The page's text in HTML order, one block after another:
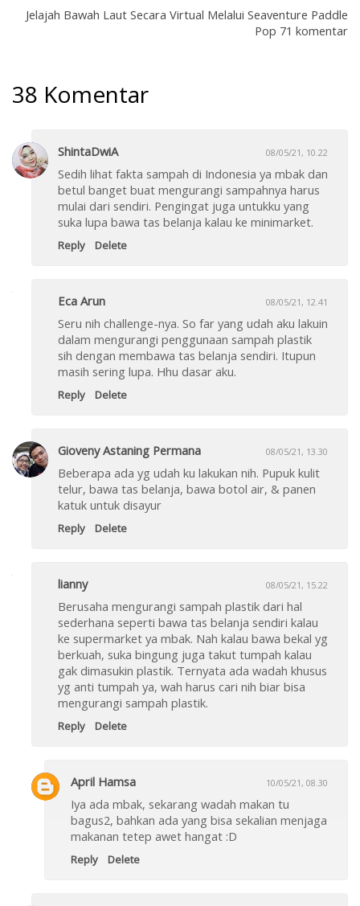
Jelajah Bawah Laut Secara Virtual Melalui Seaventure Paddle
Pop 71 komentar
38 Komentar
ShintaDwiA 08/05/21, 10.22
Sedih lihat fakta sampah di Indonesia ya mbak dan
betul banget buat mengurangi sampahnya harus
mulai dari sendiri. Pengingat juga untukku yang
suka lupa bawa tas belanja kalau ke minimarket.
Reply Delete
Eca Arun 08/05/21, 12.41
Seru nih challenge-nya. So far yang udah aku lakuin
dalam mengurangi penggunaan sampah plastik
sih dengan membawa tas belanja sendiri. Itupun
masih sering lupa. Hhu dasar aku.
Reply Delete
Gioveny Astaning Permana 08/05/21, 13.30
Beberapa ada yg udah ku lakukan nih. Pupuk kulit
telur, bawa tas belanja, bawa botol air, & panen
katuk untuk disayur
Reply Delete
lianny 08/05/21, 15.22
Berusaha mengurangi sampah plastik dari hal
sederhana seperti bawa tas belanja sendiri kalau
ke supermarket ya mbak. Nah kalau bawa bekal yg
berkuah, suka bingung juga takut tumpah kalau
gak dimasukin plastik. Ternyata ada wadah khusus
yg anti tumpah ya, wah harus cari nih biar bisa
mengurangi sampah plastik.
Reply Delete
April Hamsa 10/05/21, 08.30
Iya ada mbak, sekarang wadah makan tu
bagus2, bahkan ada yang bisa sekalian menjaga
makanan tetep awet hangat :D
Reply Delete